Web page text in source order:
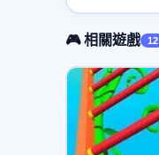
🎮 相關遊戲 12